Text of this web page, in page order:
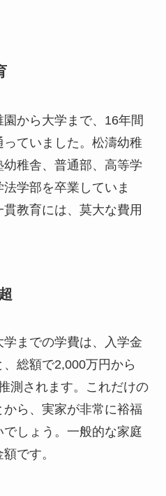
から大学まで、16年間
ていました。松濤幼稚
稚舎、普通部、高等学
学部を卒業していま
教育には、莫大な費用
までの学費は、入学金
総額で2,000万円から
測されます。これだけの
ら、実家が非常に裕福
しょう。一般的な家庭
です。